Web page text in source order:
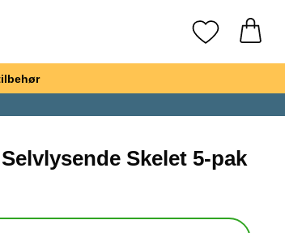
søgning Mine favoritter
Skelet 5-pak